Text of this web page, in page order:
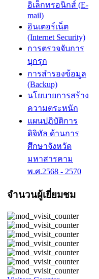
อิเล็กทรอนิกส์ (E-
mail)
อินเตอร์เน็ต
(Internet Security)
การตรวจจับการ
บุกรุก
การสำรองข้อมูล
(Backup)
นโยบายการสร้าง
ความตระหนัก
แผนปฏิบัติการ
ดิจิทัล ด้านการ
ศึกษาจังหวัด
มหาสารคาม
พ.ศ.2568 - 2570
จำนวนผู้เยี่ยมชม